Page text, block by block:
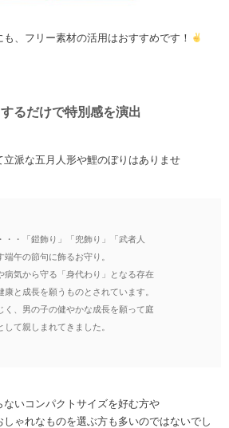
、フリー素材の活用はおすすめです！
るだけで特別感を演出
派な五月人形や鯉のぼりはありませ
・・「鎧飾り」「兜飾り」「武者人
端午の節句に飾るお守り。
病気から守る「身代わり」となる存在
康と成長を願うものとされています。
く、男の子の健やかな成長を願って庭
して親しまれてきました。
いコンパクトサイズを好む方や
ゃれなものを選ぶ方も多いのではないでし